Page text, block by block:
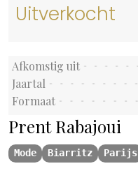
Uitverkocht
Afkomstig uit
Jaartal
Formaat
Prent Rabajoui
Mode Biarritz Parijs